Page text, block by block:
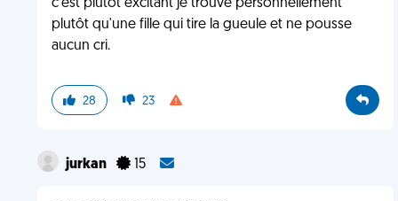
c'est plutôt excitant je trouve personnellement
plutôt qu'une fille qui tire la gueule et ne pousse
aucun cri.
28 23
jurkan 15